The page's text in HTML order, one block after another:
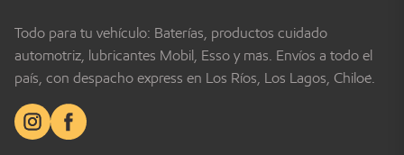
Todo para tu vehículo: Baterías, productos cuidado
automotriz, lubricantes Mobil, Esso y más. Envíos a todo el
país, con despacho express en Los Ríos, Los Lagos, Chiloé.